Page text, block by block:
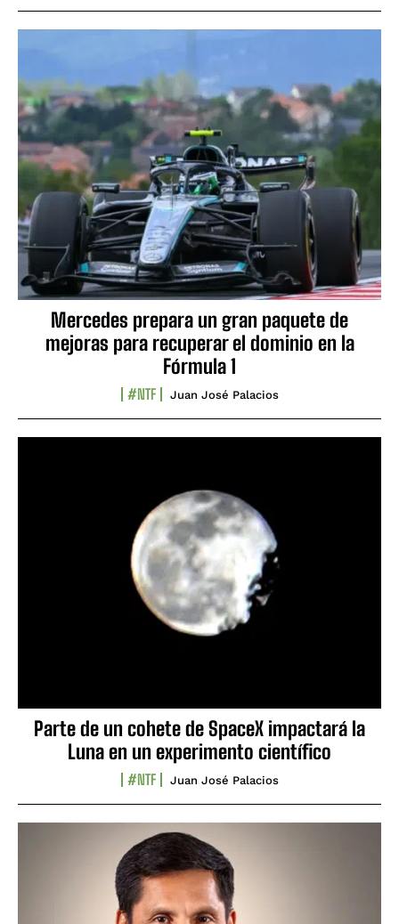
Mercedes prepara un gran paquete de
mejoras para recuperar el dominio en la
Fórmula 1
#NTF Juan José Palacios
Parte de un cohete de SpaceX impactará la
Luna en un experimento científico
#NTF Juan José Palacios